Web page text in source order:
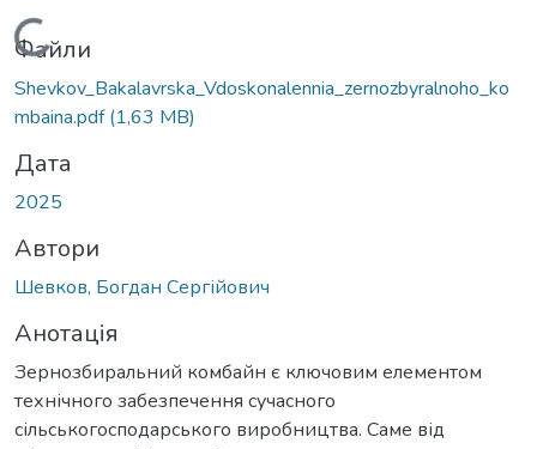
Вантажиться...
Файли
Shevkov_Bakalavrska_Vdoskonalennia_zernozbyralnoho_ko
mbaina.pdf(1,63 MB)
Дата
2025
Автори
Шевков, Богдан Сергійович
Анотація
Зернозбиральний комбайн є ключовим елементом
технічного забезпечення сучасного
сільськогосподарського виробництва. Саме від